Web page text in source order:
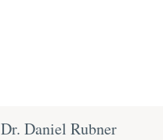
Dr. Daniel Rubner